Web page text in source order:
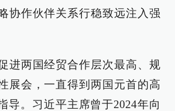
协作伙伴关系行稳致远注入强
进两国经贸合作层次最高、规
展会，一直得到两国元首的高
导。习近平主席曾于2024年向